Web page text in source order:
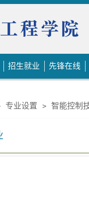
招生就业 先锋在线
专业设置 > 智能控制